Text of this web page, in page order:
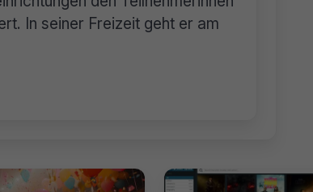
In seiner Freizeit geht er am